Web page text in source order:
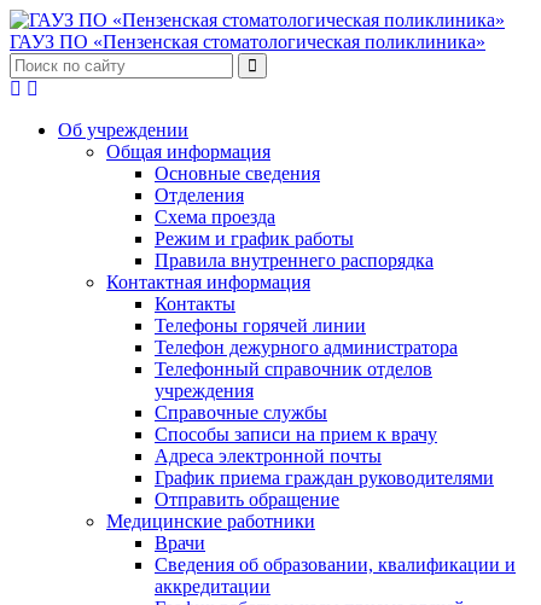
ГАУЗ ПО «Пензенская стоматологическая поликлиника»
Об учреждении
Общая информация
Основные сведения
Отделения
Схема проезда
Режим и график работы
Правила внутреннего распорядка
Контактная информация
Контакты
Телефоны горячей линии
Телефон дежурного администратора
Телефонный справочник отделов
учреждения
Справочные службы
Способы записи на прием к врачу
Адреса электронной почты
График приема граждан руководителями
Отправить обращение
Медицинские работники
Врачи
Сведения об образовании, квалификации и
аккредитации